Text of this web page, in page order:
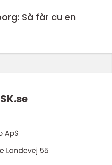
Så får du en
se